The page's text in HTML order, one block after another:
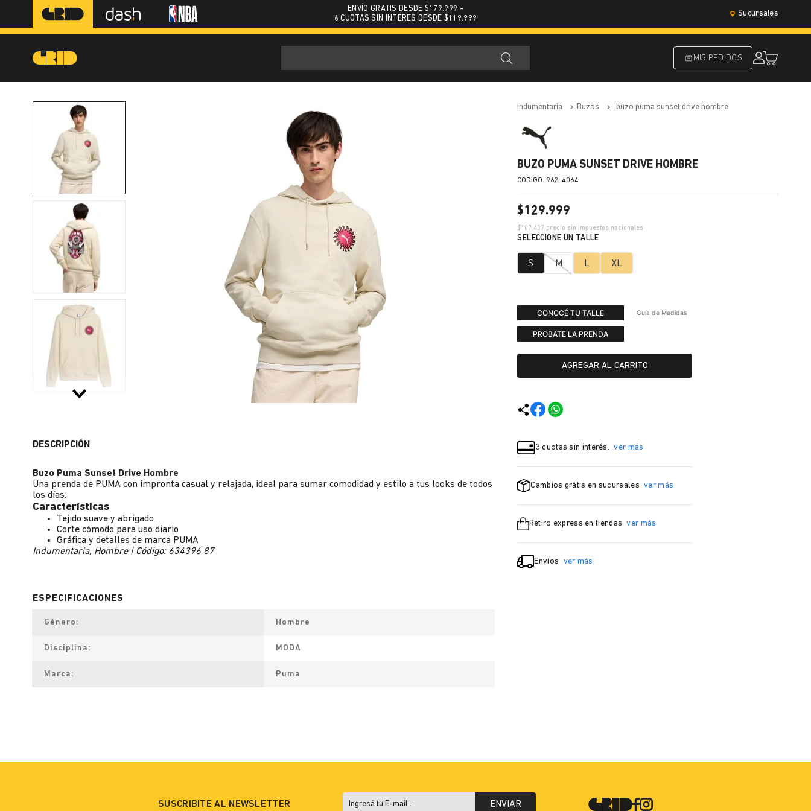
ENVÍO GRATIS DESDE $179.999 -
6 CUOTAS SIN INTERES DESDE $119.999
Sucursales
MIS PEDIDOS
DESCRIPCIÓN
Buzo Puma Sunset Drive Hombre
Una prenda de PUMA con impronta casual y relajada, ideal para sumar comodidad y estilo a tus looks de todos
los días.
Características
Tejido suave y abrigado
Corte cómodo para uso diario
Gráfica y detalles de marca PUMA
Indumentaria, Hombre | Código: 634396 87
Género Hombre
Disciplina MODA
Marca Puma
indumentaria buzos buzo puma sunset drive hombre
BUZO PUMA SUNSET DRIVE HOMBRE
: 962-4064
$129.999
$107.437 precio sin impuestos nacionales
S M L XL
CONOCÉ TU TALLE Guía de Medidas
PROBATE LA PRENDA
AGREGAR AL CARRITO
3 cuotas sin interés. ver más
Cambios grátis en sucursales ver más
Retiro express en tiendas ver más
Envíos ver más
SUSCRIBITE AL NEWSLETTER ENVIAR